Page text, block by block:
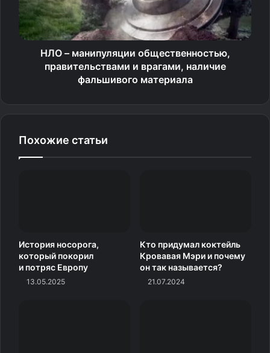
НЛО – манипуляции общественностью,
правительствами и врагами, наличие
фальшивого материала
Похожие статьи
История носорога,
который покорил
и потряс Европу
13.05.2025
Кто придумал коктейль
Кровавая Мэри и почему
он так называется?
21.07.2024